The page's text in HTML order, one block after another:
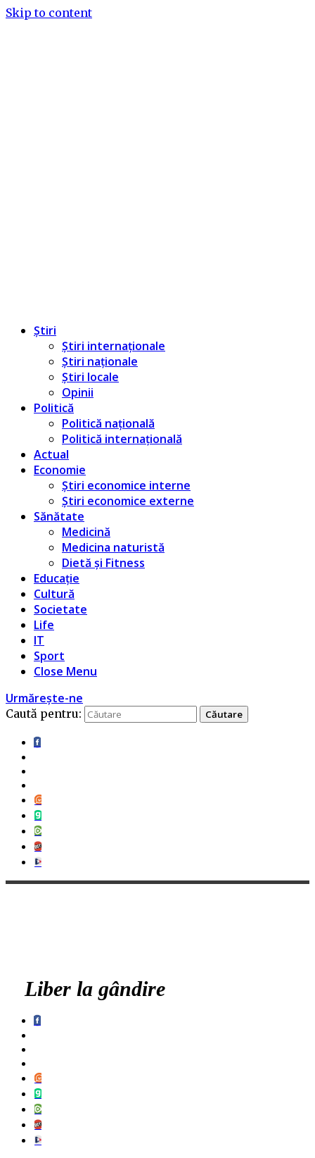
Skip to content
Știri
Știri internaționale
Știri naționale
Știri locale
Opinii
Politică
Politică națională
Politică internațională
Actual
Economie
Știri economice interne
Știri economice externe
Sănătate
Medicină
Medicina naturistă
Dietă și Fitness
Educație
Cultură
Societate
Life
IT
Sport
Close Menu
Urmărește-ne
Caută pentru:
Liber la gândire